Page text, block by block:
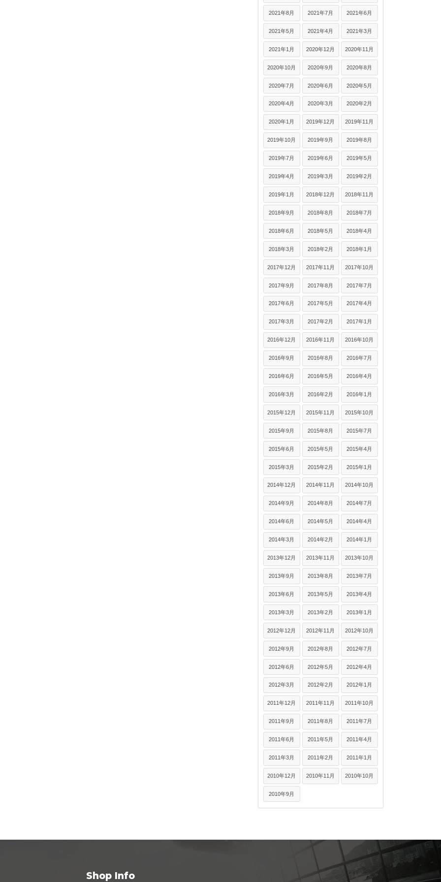
2021年8月 2021年7月 2021年6月
2021年5月 2021年4月 2021年3月
2021年1月 2020年12月 2020年11月
2020年10月 2020年9月 2020年8月
2020年7月 2020年6月 2020年5月
2020年4月 2020年3月 2020年2月
2020年1月 2019年12月 2019年11月
2019年10月 2019年9月 2019年8月
2019年7月 2019年6月 2019年5月
2019年4月 2019年3月 2019年2月
2019年1月 2018年12月 2018年11月
2018年9月 2018年8月 2018年7月
2018年6月 2018年5月 2018年4月
2018年3月 2018年2月 2018年1月
2017年12月 2017年11月 2017年10月
2017年9月 2017年8月 2017年7月
2017年6月 2017年5月 2017年4月
2017年3月 2017年2月 2017年1月
2016年12月 2016年11月 2016年10月
2016年9月 2016年8月 2016年7月
2016年6月 2016年5月 2016年4月
2016年3月 2016年2月 2016年1月
2015年12月 2015年11月 2015年10月
2015年9月 2015年8月 2015年7月
2015年6月 2015年5月 2015年4月
2015年3月 2015年2月 2015年1月
2014年12月 2014年11月 2014年10月
2014年9月 2014年8月 2014年7月
2014年6月 2014年5月 2014年4月
2014年3月 2014年2月 2014年1月
2013年12月 2013年11月 2013年10月
2013年9月 2013年8月 2013年7月
2013年6月 2013年5月 2013年4月
2013年3月 2013年2月 2013年1月
2012年12月 2012年11月 2012年10月
2012年9月 2012年8月 2012年7月
2012年6月 2012年5月 2012年4月
2012年3月 2012年2月 2012年1月
2011年12月 2011年11月 2011年10月
2011年9月 2011年8月 2011年7月
2011年6月 2011年5月 2011年4月
2011年3月 2011年2月 2011年1月
2010年12月 2010年11月 2010年10月
2010年9月
Shop Info